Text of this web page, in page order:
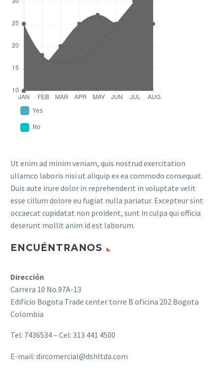
Yes
No
Ut enim ad minim veniam, quis nostrud exercitation
ullamco laboris nisi ut aliquip ex ea commodo consequat.
Duis aute irure dolor in reprehenderit in voluptate velit
esse cillum dolore eu fugiat nulla pariatur. Excepteur sint
occaecat cupidatat non proident, sunt in culpa qui officia
deserunt mollit anim id est laborum.
ENCUÉNTRANOS
Dirección
Carrera 10 No.97A-13
Edificio Bogota Trade center torre B oficina 202 Bogota
Colombia
Tel: 7436534 – Cel: 313 441 4500
E-mail: dircomercial@dshltda.com